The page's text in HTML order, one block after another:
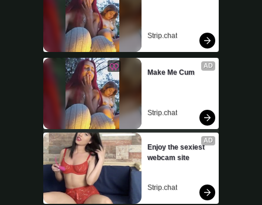
Strip.chat
AD
Make Me Cum
Strip.chat
AD
Enjoy the sexiest
webcam site
Strip.chat